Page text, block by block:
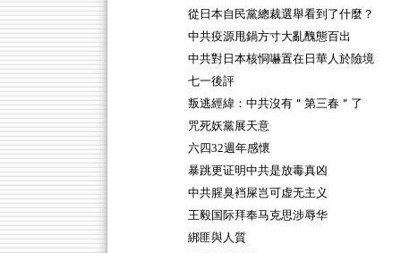
從日本自民黨總裁選舉看到了什麼？
中共疫源甩鍋方寸大亂醜態百出
中共對日本核恫嚇置在日華人於險境
七一後評
叛逃經緯：中共沒有＂第三春＂了
咒死妖黨展天意
六四32週年感懷
暴跳更证明中共是放毒真凶
中共腥臭裆屎岂可虚无主义
王毅国际拜奉马克思涉辱华
綁匪與人質